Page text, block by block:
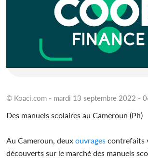
© Koaci.com - mardi 13 septembre 2022 -
Des manuels scolaires au Cameroun (Ph)
Au Cameroun, deux ouvrages contrefaits
découverts sur le marché des manuels